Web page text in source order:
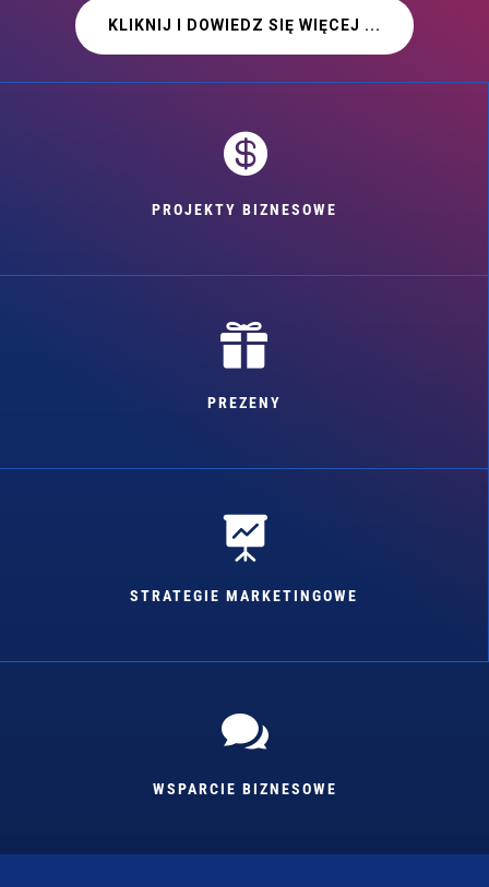
KLIKNIJ I DOWIEDZ SIĘ WIĘCEJ ...

PROJEKTY BIZNESOWE

PREZENY

STRATEGIE MARKETINGOWE

WSPARCIE BIZNESOWE